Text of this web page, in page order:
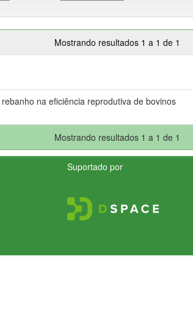
Mostrando resultados 1 a 1 de 1
na eficiência reprodutiva de bovinos
Mostrando resultados 1 a 1 de 1
Suportado por